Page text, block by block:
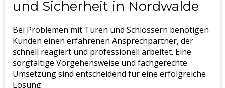
und Sicherheit in Nordwalde
Bei Problemen mit Türen und Schlössern benötigen
Kunden einen erfahrenen Ansprechpartner, der
schnell reagiert und professionell arbeitet. Eine
sorgfältige Vorgehensweise und fachgerechte
Umsetzung sind entscheidend für eine erfolgreiche
Lösung.